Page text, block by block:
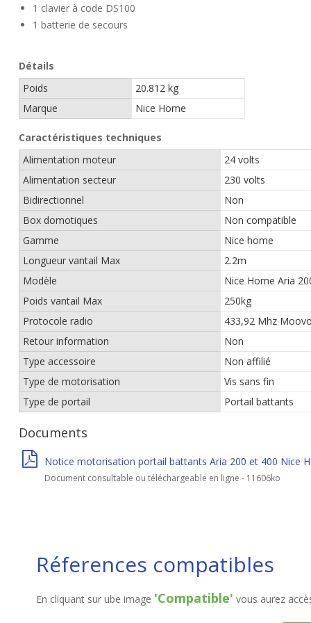
1 clavier à code DS100
1 batterie de secours
Détails
Poids
20.812 kg
Marque
Nice Home
Caractéristiques techniques
Alimentation moteur
24 volts
Alimentation secteur
230 volts
Bidirectionnel
Non
Box domotiques
Non compatible
Gamme
Nice home
Longueur vantail Max
2.2m
Modèle
Nice Home Aria
Poids vantail Max
250kg
Protocole radio
433,92 Mhz
Retour information
Non
Type accessoire
Non affilié
Type de motorisation
Vis sans fin
Type de portail
Portail battants
Documents
Notice motorisation portail battants Aria 200 et 400 Nice
Document consultable ou téléchargeable en ligne - 11606ko
Réferences compatibles
En cliquant sur ube image 'Compatible' vous aurez